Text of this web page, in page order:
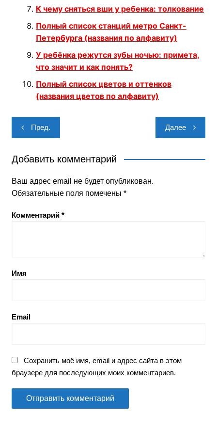
К чему сняться вши у ребенка: толкование
Полный список станций метро Санкт-
Петербурга (названия по алфавиту)
У ребёнка режутся зубы ночью: примета,
что значит и как понять?
Полный список цветов и оттенков
(названия цветов по алфавиту)
Навигация
по
записям
Пред. Далее
Добавить комментарий
Ваш адрес email не будет опубликован.
Обязательные поля помечены *
Комментарий *
Имя
Email
Сохранить моё имя, email и адрес сайта в этом
браузере для последующих моих комментариев.